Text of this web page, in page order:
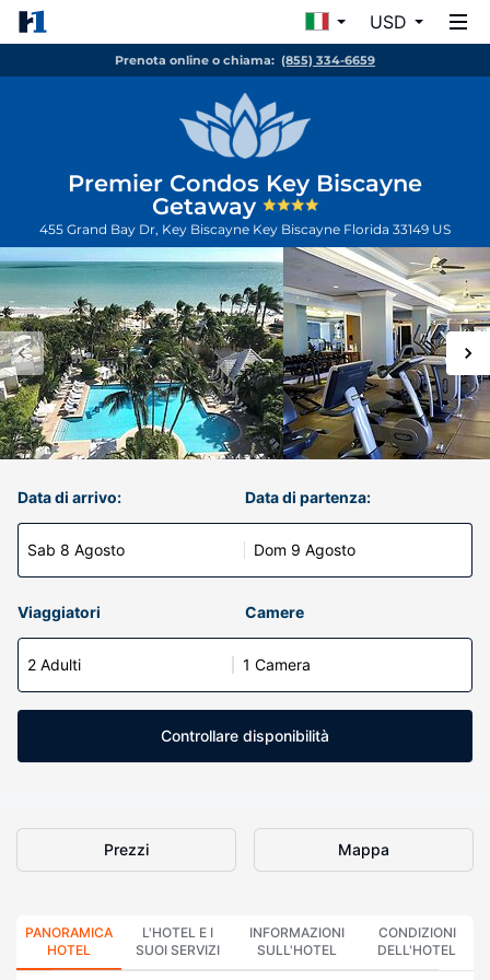
USD
Prenota online o chiama: (855) 334-6659
Premier Condos Key Biscayne
Getaway
455 Grand Bay Dr, Key Biscayne Key Biscayne Florida 33149 US
Data di arrivo:
Sab 8 Agosto
Data di partenza:
Dom 9 Agosto
Viaggiatori Camere
2 Adulti 1 Camera
Controllare disponibilità
Prezzi Mappa
PANORAMICA
HOTEL
L'HOTEL E I
SUOI SERVIZI
INFORMAZIONI
SULL'HOTEL
CONDIZIONI
DELL'HOTEL